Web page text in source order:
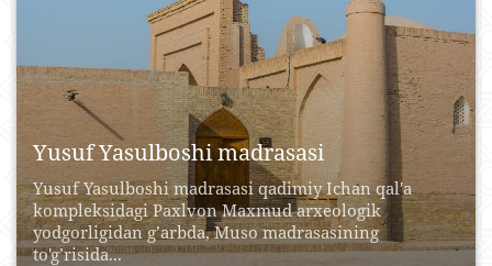
Yusuf Yasulboshi madrasasi
Yusuf Yasulboshi madrasasi qadimiy Ichan qal'a
kompleksidagi Paxlvon Maxmud arxeologik
yodgorligidan g’arbda, Muso madrasasining
to'g’risida...